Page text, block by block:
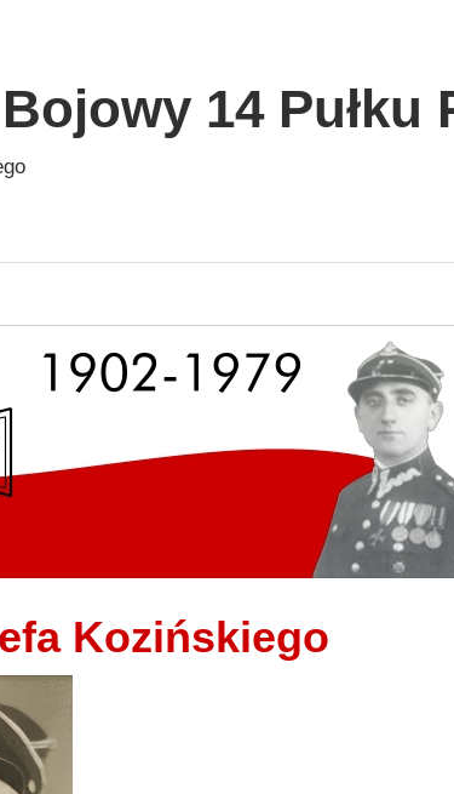
14 Pułku
Kozińskiego